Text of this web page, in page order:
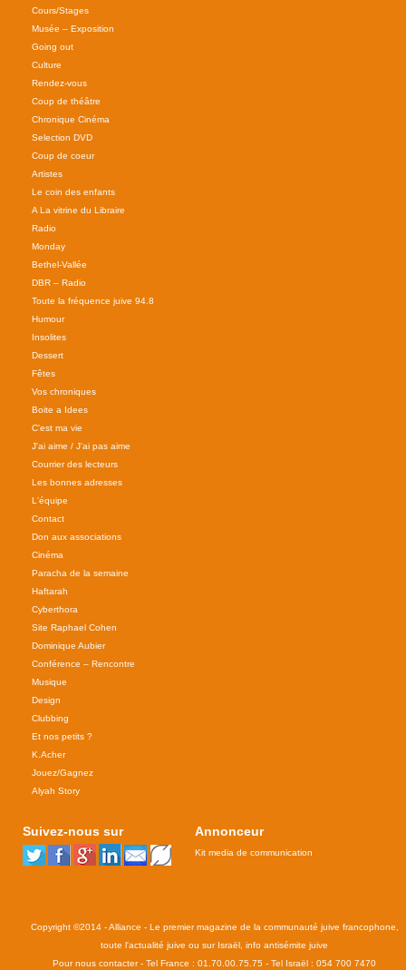
Cours/Stages
Musée – Exposition
Going out
Culture
Rendez-vous
Coup de théâtre
Chronique Cinéma
Selection DVD
Coup de coeur
Artistes
Le coin des enfants
A La vitrine du Libraire
Radio
Monday
Bethel-Vallée
DBR – Radio
Toute la fréquence juive 94.8
Humour
Insolites
Dessert
Fêtes
Vos chroniques
Boite a Idees
C'est ma vie
J'ai aime / J'ai pas aime
Courrier des lecteurs
Les bonnes adresses
L'équipe
Contact
Don aux associations
Cinéma
Paracha de la semaine
Haftarah
Cyberthora
Site Raphael Cohen
Dominique Aubier
Conférence – Rencontre
Musique
Design
Clubbing
Et nos petits ?
K.Acher
Jouez/Gagnez
Alyah Story
Suivez-nous sur Annonceur
Kit media de communication
Copyright ©2014 - Alliance - Le premier magazine de la communauté juive francophone,
toute l'actualité juive ou sur Israël, info antisémite juive
Pour nous contacter - Tel France : 01.70.00.75.75 - Tel Israël : 054 700 7470